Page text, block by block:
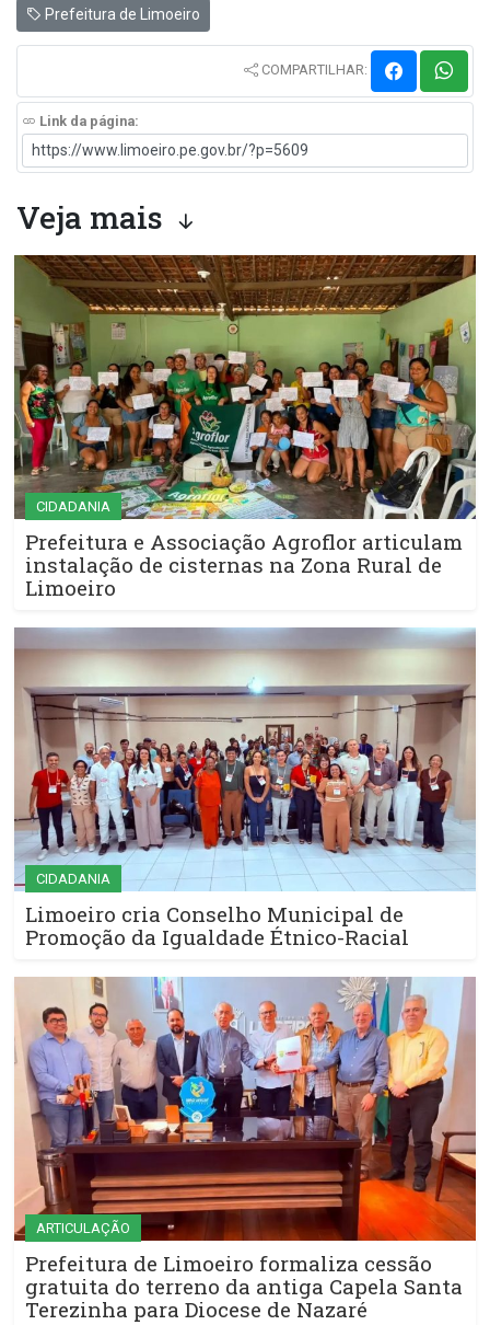
Prefeitura de Limoeiro
COMPARTILHAR:
Link da página:
Veja mais
CIDADANIA
Prefeitura e Associação Agroflor articulam
instalação de cisternas na Zona Rural de
Limoeiro
CIDADANIA
Limoeiro cria Conselho Municipal de
Promoção da Igualdade Étnico-Racial
ARTICULAÇÃO
Prefeitura de Limoeiro formaliza cessão
gratuita do terreno da antiga Capela Santa
Terezinha para Diocese de Nazaré